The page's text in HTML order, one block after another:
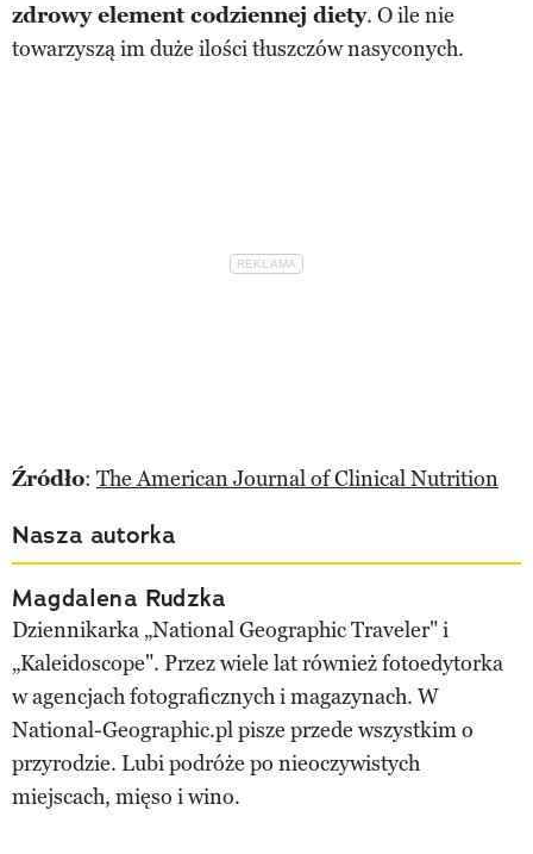
zdrowy element codziennej diety. O ile nie
towarzyszą im duże ilości tłuszczów nasyconych.
Źródło: The American Journal of Clinical Nutrition
Nasza autorka
Magdalena Rudzka
Dziennikarka „National Geographic Traveler" i
„Kaleidoscope". Przez wiele lat również fotoedytorka
w agencjach fotograficznych i magazynach. W
National-Geographic.pl pisze przede wszystkim o
przyrodzie. Lubi podróże po nieoczywistych
miejscach, mięso i wino.